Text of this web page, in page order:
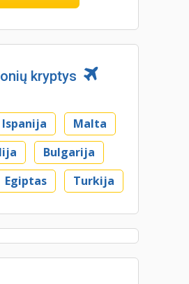
kryptys
Ispanija
Malta
Bulgarija
Egiptas Turkija